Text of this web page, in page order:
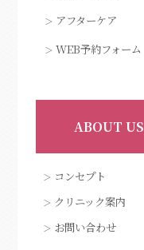
アフターケア
WEB予約フォーム
ABOUT US
コンセプト
クリニック案内
お問い合わせ